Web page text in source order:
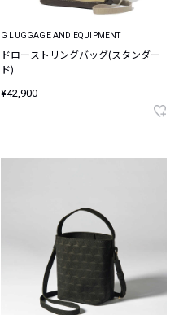
G LUGGAGE AND EQUIPMENT
ドローストリングバッグ(スタンダー
ド)
¥42,900